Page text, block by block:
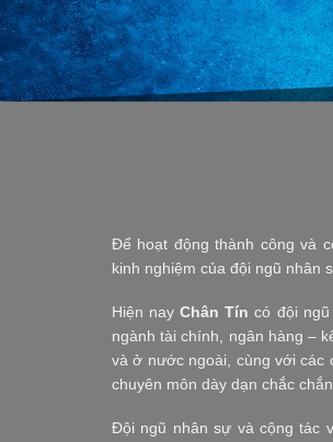
Để hoạt động thành công và
kinh nghiệm của đội ngũ nhân
Hiện nayChân Tín có đội
ngành tài chính, ngân hàng –
và ở nước ngoài, cùng với các
chuyên môn dày dạn chắc
Đội ngũ nhân sự và cộng tác